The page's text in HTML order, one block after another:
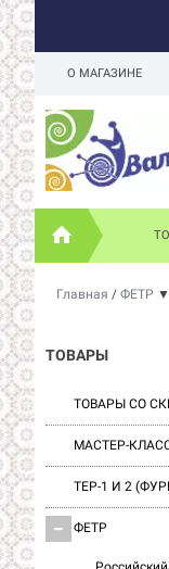
О МАГАЗИНЕ
Главная / ФЕТР ▼
ТОВАРЫ
ТОВАРЫ СО
МАСТЕР-
ТЕР-1 И 2
ФЕТР